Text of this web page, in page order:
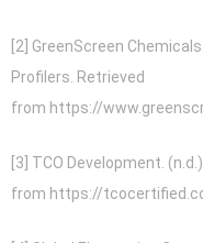
[2] GreenScreen
Profilers. Retrieved
from https://
[3] TCO Development.
from https://